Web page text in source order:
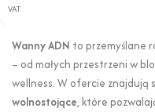
VAT
Wanny ADN to przemyślane
– od małych przestrzeni w
wellness. W ofercie znajdują
wolnostojące, które